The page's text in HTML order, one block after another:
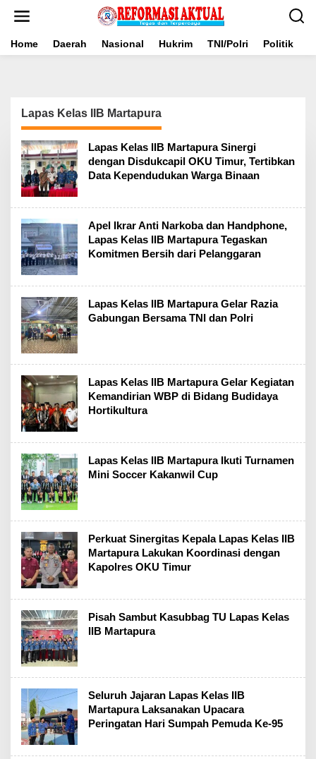
Home Daerah Nasional Hukrim TNI/Polri Politik
Lapas Kelas IIB Martapura
Lapas Kelas IIB Martapura Sinergi
dengan Disdukcapil OKU Timur, Tertibkan
Data Kependudukan Warga Binaan
Apel Ikrar Anti Narkoba dan Handphone,
Lapas Kelas IIB Martapura Tegaskan
Komitmen Bersih dari Pelanggaran
Lapas Kelas IIB Martapura Gelar Razia
Gabungan Bersama TNI dan Polri
Lapas Kelas IIB Martapura Gelar Kegiatan
Kemandirian WBP di Bidang Budidaya
Hortikultura
Lapas Kelas IIB Martapura Ikuti Turnamen
Mini Soccer Kakanwil Cup
Perkuat Sinergitas Kepala Lapas Kelas IIB
Martapura Lakukan Koordinasi dengan
Kapolres OKU Timur
Pisah Sambut Kasubbag TU Lapas Kelas
IIB Martapura
Seluruh Jajaran Lapas Kelas IIB
Martapura Laksanakan Upacara
Peringatan Hari Sumpah Pemuda Ke-95